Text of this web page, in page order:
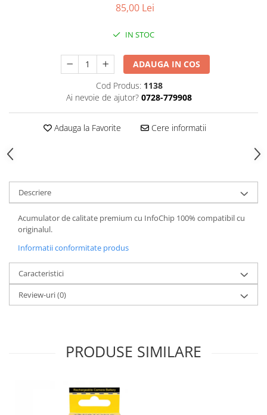
85,00 Lei
IN STOC
ADAUGA IN COS
Cod Produs: 1138
Ai nevoie de ajutor? 0728-779908
Adauga la Favorite Cere informatii
Descriere
Acumulator de calitate premium cu InfoChip 100% compatibil cu
originalul.
Informatii conformitate produs
Caracteristici
Review-uri(0)
PRODUSE SIMILARE